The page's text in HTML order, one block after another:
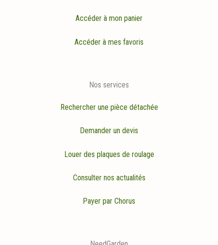
Accéder à mon panier
Accéder à mes favoris
Nos services
Rechercher une pièce détachée
Demander un devis
Louer des plaques de roulage
Consulter nos actualités
Payer par Chorus